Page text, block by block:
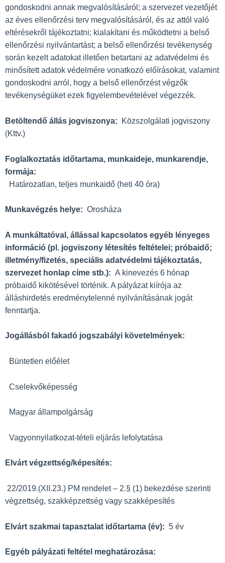
gondoskodni annak megvalósításáról; a szervezet vezetőjét
az éves ellenőrzési terv megvalósításáról, és az attól való
eltérésekről tájékoztatni; kialakítani és működtetni a belső
ellenőrzési nyilvántartást; a belső ellenőrzési tevékenység
során kezelt adatokat illetően betartani az adatvédelmi és
minősített adatok védelmére vonatkozó előírásokat, valamint
gondoskodni arról, hogy a belső ellenőrzést végzők
tevékenységüket ezek figyelembevételével végezzék.
Betöltendő állás jogviszonya: Közszolgálati jogviszony
(Kttv.)
Foglalkoztatás időtartama, munkaideje, munkarendje,
formája:
Határozatlan, teljes munkaidő (heti 40 óra)
Munkavégzés helye: Orosháza
A munkáltatóval, állással kapcsolatos egyéb lényeges
információ (pl. jogviszony létesítés feltételei; próbaidő;
illetmény/fizetés, speciális adatvédelmi tájékoztatás,
szervezet honlap címe stb.): A kinevezés 6 hónap
próbaidő kikötésével történik. A pályázat kiírója az
álláshirdetés eredménytelenné nyilvánításának jogát
fenntartja.
Jogállásból fakadó jogszabályi követelmények:
Büntetlen előélet
Cselekvőképesség
Magyar állampolgárság
Vagyonnyilatkozat-tételi eljárás lefolytatása
Elvárt végzettség/képesítés:
22/2019.(XII.23.) PM rendelet – 2.§ (1) bekezdése szerinti
végzettség, szakképzettség vagy szakképesítés
Elvárt szakmai tapasztalat időtartama (év): 5 év
Egyéb pályázati feltétel meghatározása: